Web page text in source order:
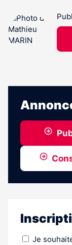
Je